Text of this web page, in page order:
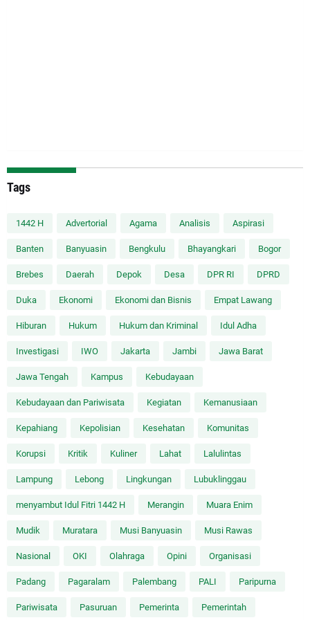
Tags
1442 H Advertorial Agama Analisis Aspirasi
Banten Banyuasin Bengkulu Bhayangkari Bogor
Brebes Daerah Depok Desa DPR RI DPRD
Duka Ekonomi Ekonomi dan Bisnis Empat Lawang
Hiburan Hukum Hukum dan Kriminal Idul Adha
Investigasi IWO Jakarta Jambi Jawa Barat
Jawa Tengah Kampus Kebudayaan
Kebudayaan dan Pariwisata Kegiatan Kemanusiaan
Kepahiang Kepolisian Kesehatan Komunitas
Korupsi Kritik Kuliner Lahat Lalulintas
Lampung Lebong Lingkungan Lubuklinggau
menyambut Idul Fitri 1442 H Merangin Muara Enim
Mudik Muratara Musi Banyuasin Musi Rawas
Nasional OKI Olahraga Opini Organisasi
Padang Pagaralam Palembang PALI Paripurna
Pariwisata Pasuruan Pemerinta Pemerintah